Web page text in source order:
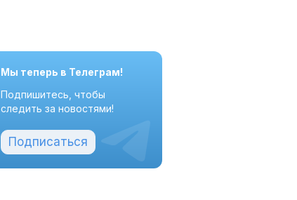
Мы теперь в Телеграм!
Подпишитесь, чтобы
следить за новостями!
Подписаться